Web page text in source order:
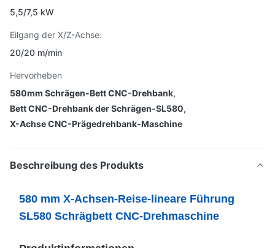
5,5/7,5 kW
Eilgang der X/Z-Achse:
20/20 m/min
Hervorheben
580mm Schrägen-Bett CNC-Drehbank,
Bett CNC-Drehbank der Schrägen-SL580,
X-Achse CNC-Prägedrehbank-Maschine
Beschreibung des Produkts
580 mm X-Achsen-Reise-lineare Führung
SL580 Schrägbett CNC-Drehmaschine